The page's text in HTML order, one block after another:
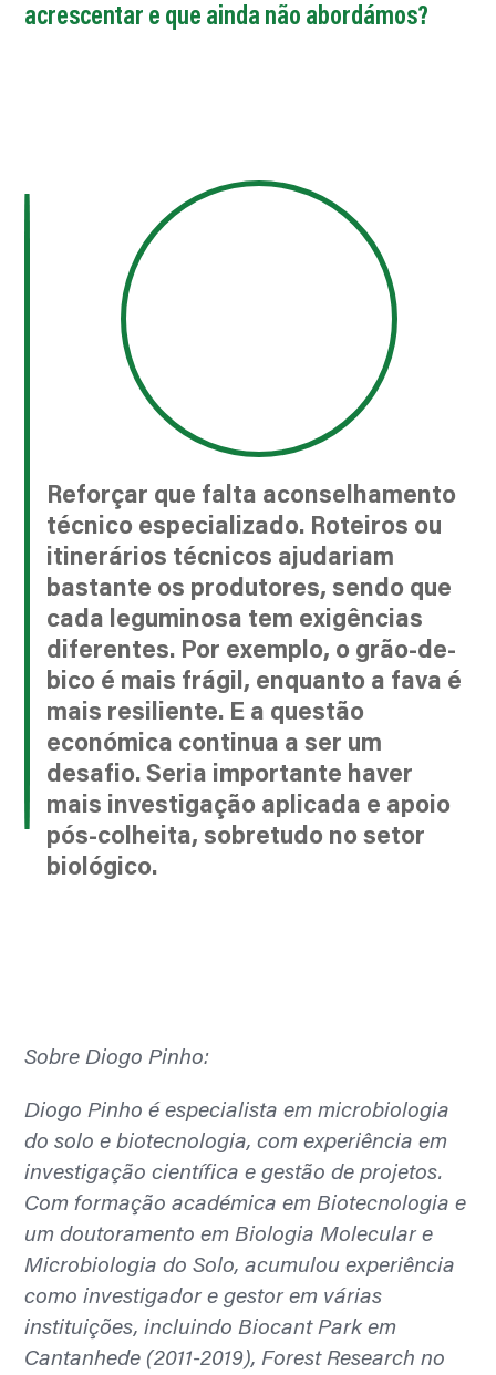
acrescentar e que ainda não abordámos?
Reforçar que falta aconselhamento
técnico especializado. Roteiros ou
itinerários técnicos ajudariam
bastante os produtores, sendo que
cada leguminosa tem exigências
diferentes. Por exemplo, o grão-de-
bico é mais frágil, enquanto a fava é
mais resiliente. E a questão
económica continua a ser um
desafio. Seria importante haver
mais investigação aplicada e apoio
pós-colheita, sobretudo no setor
biológico.
Sobre Diogo Pinho:
Diogo Pinho é especialista em microbiologia
do solo e biotecnologia, com experiência em
investigação científica e gestão de projetos.
Com formação académica em Biotecnologia e
um doutoramento em Biologia Molecular e
Microbiologia do Solo, acumulou experiência
como investigador e gestor em várias
instituições, incluindo Biocant Park em
Cantanhede (2011-2019), Forest Research no